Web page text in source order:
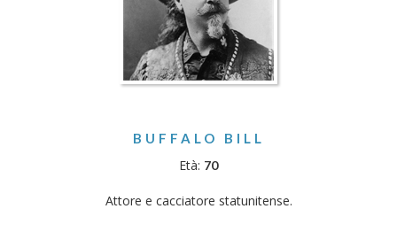
BUFFALO BILL
Età: 70
Attore e cacciatore statunitense.